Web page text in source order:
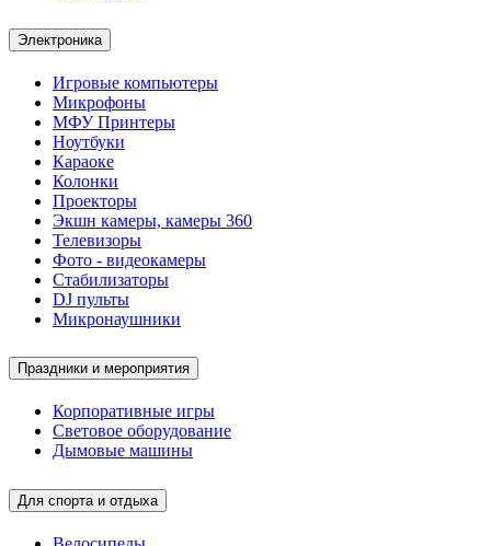
Электроника
Игровые компьютеры
Микрофоны
МФУ Принтеры
Ноутбуки
Караоке
Колонки
Проекторы
Экшн камеры, камеры 360
Телевизоры
Фото - видеокамеры
Стабилизаторы
DJ пульты
Микронаушники
Праздники и мероприятия
Корпоративные игры
Световое оборудование
Дымовые машины
Для спорта и отдыха